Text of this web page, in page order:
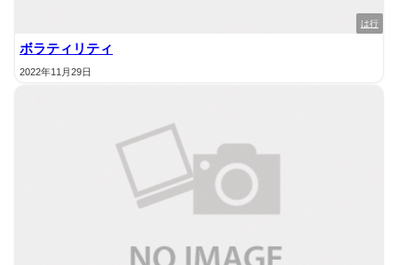
は行
ボラティリティ
2022年11月29日